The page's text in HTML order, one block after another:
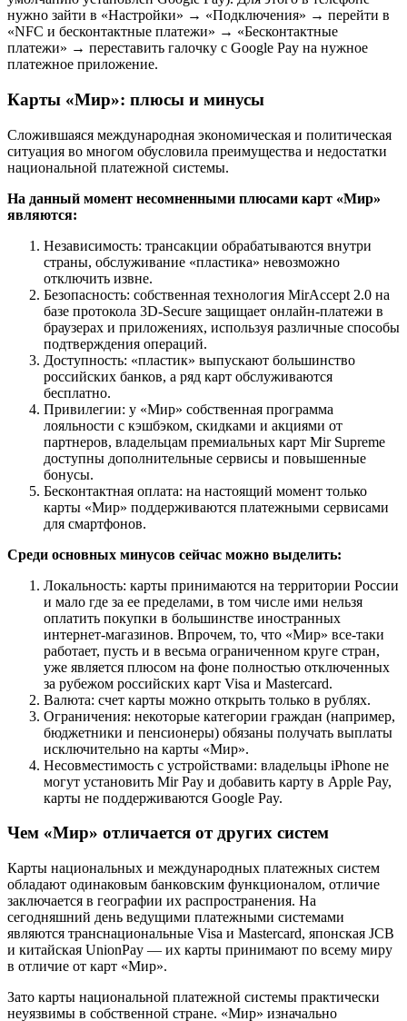
нужно зайти в «Настройки» → «Подключения» → перейти в
«NFC и бесконтактные платежи» → «Бесконтактные
платежи» → переставить галочку с Google Pay на нужное
платежное приложение.
Карты «Мир»: плюсы и минусы
Сложившаяся международная экономическая и политическая
ситуация во многом обусловила преимущества и недостатки
национальной платежной системы.
На данный момент несомненными плюсами карт «Мир»
являются:
Независимость: трансакции обрабатываются внутри
страны, обслуживание «пластика» невозможно
отключить извне.
Безопасность: собственная технология MirAccept 2.0 на
базе протокола 3D-Secure защищает онлайн-платежи в
браузерах и приложениях, используя различные способы
подтверждения операций.
Доступность: «пластик» выпускают большинство
российских банков, а ряд карт обслуживаются
бесплатно.
Привилегии: у «Мир» собственная программа
лояльности с кэшбэком, скидками и акциями от
партнеров, владельцам премиальных карт Mir Supreme
доступны дополнительные сервисы и повышенные
бонусы.
Бесконтактная оплата: на настоящий момент только
карты «Мир» поддерживаются платежными сервисами
для смартфонов.
Среди основных минусов сейчас можно выделить:
Локальность: карты принимаются на территории России
и мало где за ее пределами, в том числе ими нельзя
оплатить покупки в большинстве иностранных
интернет-магазинов. Впрочем, то, что «Мир» все-таки
работает, пусть и в весьма ограниченном круге стран,
уже является плюсом на фоне полностью отключенных
за рубежом российских карт Visa и Mastercard.
Валюта: счет карты можно открыть только в рублях.
Ограничения: некоторые категории граждан (например,
бюджетники и пенсионеры) обязаны получать выплаты
исключительно на карты «Мир».
Несовместимость с устройствами: владельцы iPhone не
могут установить Mir Pay и добавить карту в Apple Pay,
карты не поддерживаются Google Pay.
Чем «Мир» отличается от других систем
Карты национальных и международных платежных систем
обладают одинаковым банковским функционалом, отличие
заключается в географии их распространения. На
сегодняшний день ведущими платежными системами
являются транснациональные Visa и Mastercard, японская JCB
и китайская UnionPay — их карты принимают по всему миру
в отличие от карт «Мир».
Зато карты национальной платежной системы практически
неуязвимы в собственной стране. «Мир» изначально